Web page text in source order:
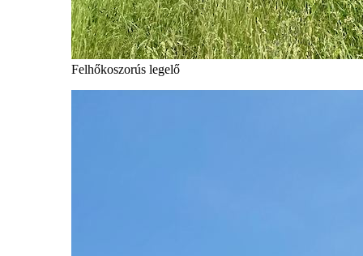
Felhőkoszorús legelő